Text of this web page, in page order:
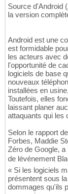
Source d'Android
la version
Android est une
est formidable
les acteurs avec
l'opportunité de
logiciels de base
nouveaux
installées en
Toutefois, elles
laissant planer
attaquants qui les
Selon le rapport
Forbes, Maddie
Zéro de Google,
de lévénement
« Si les logiciels
présentent sous
dommages qu'ils